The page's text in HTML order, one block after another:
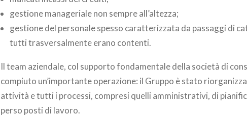
gestione manageriale non sempre all’altezza;
gestione del personale spesso caratterizzata da passaggi di
tutti trasversalmente erano contenti.
Il team aziendale, col supporto fondamentale della società di
compiuto un’importante operazione: il Gruppo è stato
attività e tutti i processi, compresi quelli amministrativi, di
perso posti di lavoro.